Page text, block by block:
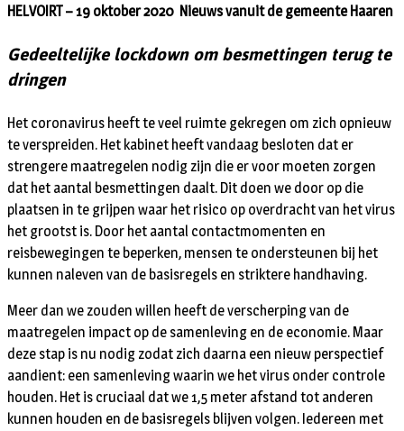
HELVOIRT – 19 oktober 2020 Nieuws vanuit de gemeente Haaren
Gedeeltelijke lockdown om besmettingen terug te
dringen
Het coronavirus heeft te veel ruimte gekregen om zich opnieuw
te verspreiden. Het kabinet heeft vandaag besloten dat er
strengere maatregelen nodig zijn die er voor moeten zorgen
dat het aantal besmettingen daalt. Dit doen we door op die
plaatsen in te grijpen waar het risico op overdracht van het virus
het grootst is. Door het aantal contactmomenten en
reisbewegingen te beperken, mensen te ondersteunen bij het
kunnen naleven van de basisregels en striktere handhaving.
Meer dan we zouden willen heeft de verscherping van de
maatregelen impact op de samenleving en de economie. Maar
deze stap is nu nodig zodat zich daarna een nieuw perspectief
aandient: een samenleving waarin we het virus onder controle
houden. Het is cruciaal dat we 1,5 meter afstand tot anderen
kunnen houden en de basisregels blijven volgen. Iedereen met